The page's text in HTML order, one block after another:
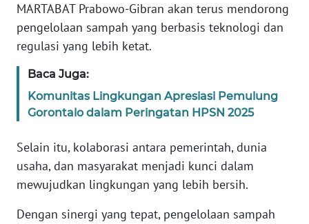
MARTABAT Prabowo-Gibran akan terus mendorong
pengelolaan sampah yang berbasis teknologi dan
regulasi yang lebih ketat.
Baca Juga:
Komunitas Lingkungan Apresiasi Pemulung
Gorontalo dalam Peringatan HPSN 2025
Selain itu, kolaborasi antara pemerintah, dunia
usaha, dan masyarakat menjadi kunci dalam
mewujudkan lingkungan yang lebih bersih.
Dengan sinergi yang tepat, pengelolaan sampah
WN
NTT
WN
KEPRI
PAPUA
WN
PAPUA